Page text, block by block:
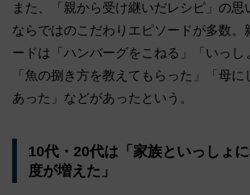
また、「親から受け継いだレシピ」の思
ならではのこだわりエピソードが多数。
ードは「ハンバーグをこねる」「いっし
「魚の捌き方を教えてもらった」「母
あった」などがあったという。
10代・20代は「家族といっしょ
度が増えた」